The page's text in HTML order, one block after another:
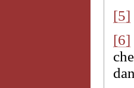
[5]
[6]